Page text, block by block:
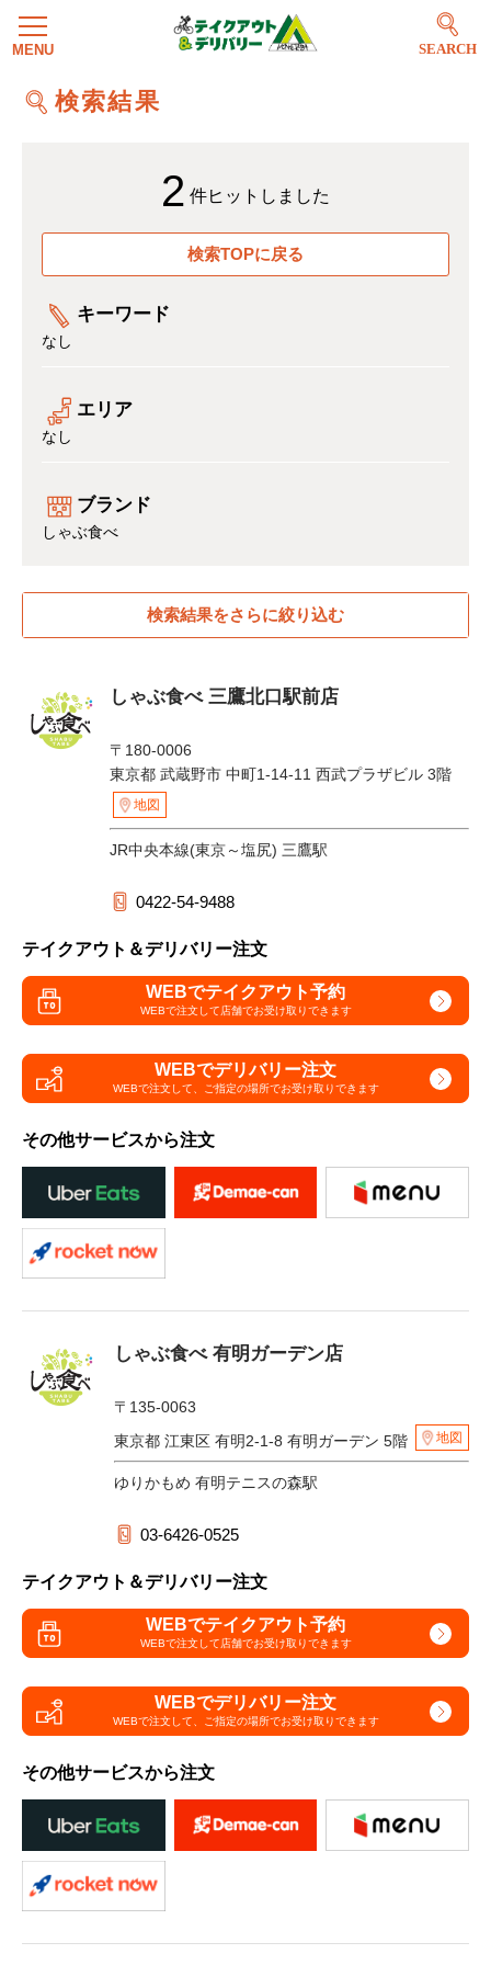
SEARCH
検索結果
2 件ヒットしました
検索TOPに戻る
キーワード
なし
エリア
なし
ブランド
しゃぶ食べ
検索結果をさらに絞り込む
しゃぶ食べ 三鷹北口駅前店
〒180-0006
東京都 武蔵野市 中町1-14-11 西武プラザビル 3階
地図
JR中央本線(東京～塩尻) 三鷹駅
0422-54-9488
テイクアウト＆デリバリー注文
WEBでテイクアウト予約
WEBで注文して店舗でお受け取りできます
WEBでデリバリー注文
WEBで注文して、 ご指定の場所でお受け取りできます
その他サービスから注文
しゃぶ食べ 有明ガーデン店
〒135-0063
東京都 江東区 有明2-1-8 有明ガーデン 5階
地図
ゆりかもめ 有明テニスの森駅
03-6426-0525
テイクアウト＆デリバリー注文
WEBでテイクアウト予約
WEBで注文して店舗でお受け取りできます
WEBでデリバリー注文
WEBで注文して、 ご指定の場所でお受け取りできます
その他サービスから注文